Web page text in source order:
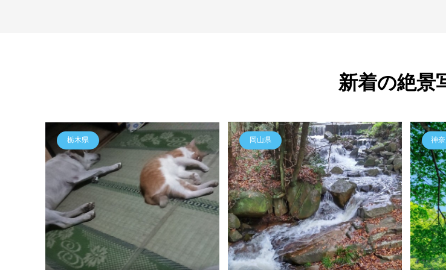
新着の絶景
栃木県 岡山県 神